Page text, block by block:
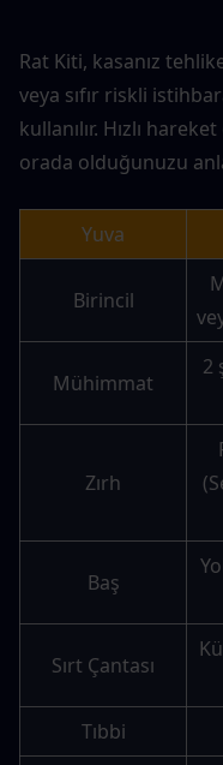
Rat Kiti, kasanız
veya sıfır riskli
kullanılır. Hızlı
orada olduğunuzu
Yuva
Birincil
Mühimmat
2
Zırh
Baş
Sırt Çantası
Tıbbi